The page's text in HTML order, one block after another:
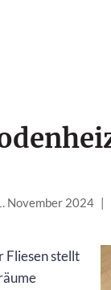
November 2024 |
Fliesen stellt